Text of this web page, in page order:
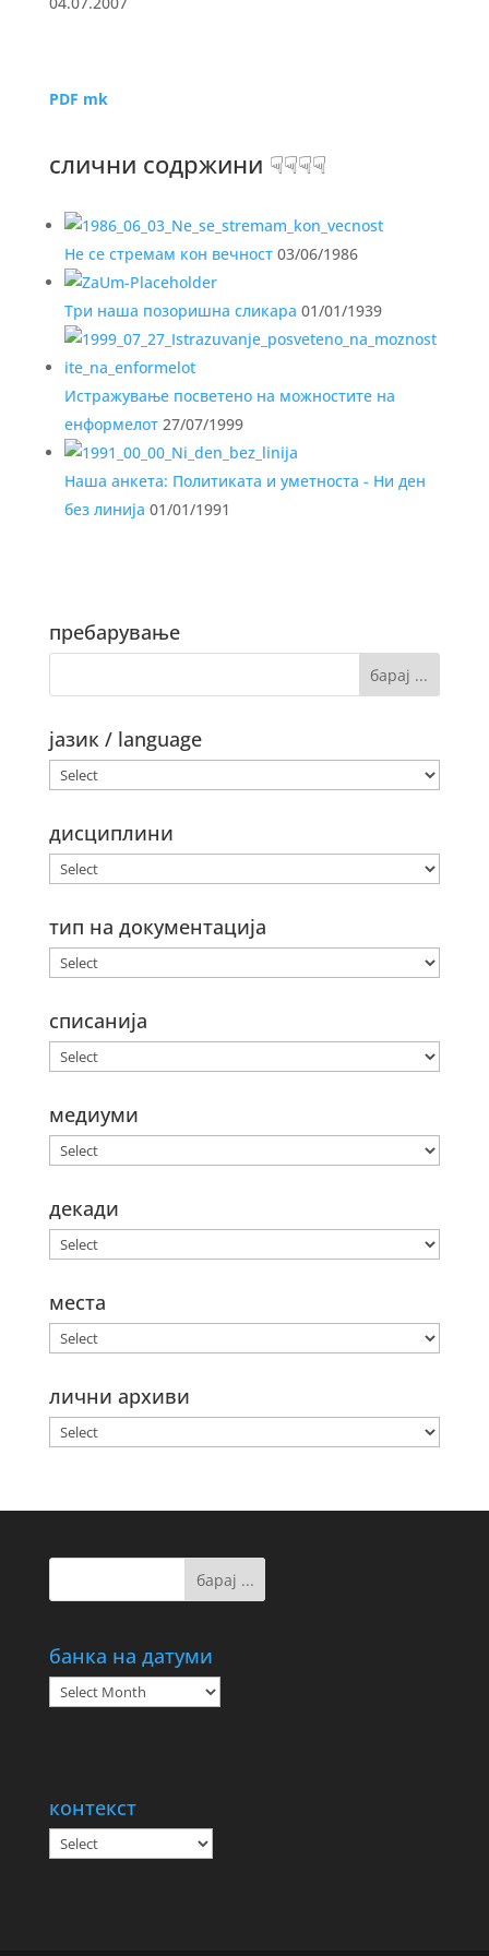
PDF mk
слични содржини ☟☟☟☟
Не се стремам кон вечност03/06/1986
Три наша позоришна сликара 01/01/1939
Истражување посветено на можностите на
енформелот27/07/1999
Наша анкета: Политиката и уметноста - Ни ден
без линија 01/01/1991
пребарување
јазик / language
дисциплини
тип на документација
списанија
медиуми
декади
места
лични архиви
банка на датуми
банка
на
контекст